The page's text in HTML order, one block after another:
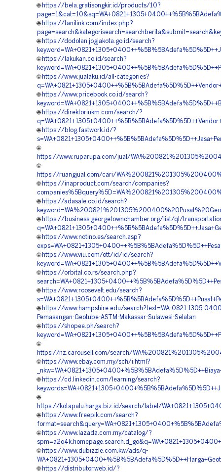
🌐 https://bela.gratisongkir.id/products/10?
🌐 https://tanilink.com/index.php?
🌐 https://dodolan.jogjakota.go.id/search?
🌐 https://lakukan.co.id/search?
🌐 https://www.jualaku.id/all-categories?
🌐 https://www.pricebook.co.id/search?
🌐 https://direktoriukm.com/search/?
🌐 https://blog.fastwork.id/?
🌐
https://www.ruparupa.com/jual/
🌐
https://ruangjual.com/cari/
🌐 https://inaproduct.com/search/companies?
🌐 https://adasale.co.id/search?
🌐 https://business.georgetownchamber.org/list/ql/
🌐 https://www.notino.es/search.asp?
🌐 https://www.viu.com/ott/id/id/search?
🌐 https://orbital.co.rs/search.php?
🌐 https://www.roosevelt.edu/search?
🌐 https://www.hampshire.edu/search?text=WA-0821-1305-
Pemasangan-Geotube-ASTM-Makassar-Sulawesi-Selatan
🌐 https://shopee.ph/search?
🌐
https://nz.carousell.com/search/
🌐 https://www.ebay.com.my/sch/i.html?
🌐 https://cd.linkedin.com/learning/search?
🌐
https://kotapalu.harga.biz.id/search/label/
🌐 https://www.freepik.com/search?
🌐 https://www.lazada.com.my/catalog/?
🌐 https://www.dubizzle.com.kw/ads/q-
🌐 https://distributor.web.id/?